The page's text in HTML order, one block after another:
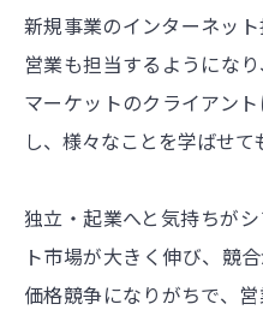
新規事業のインターネッ
営業も担当するようにな
マーケットのクライアン
し、様々なことを学ばせて
独立・起業へと気持ちが
ト市場が大きく伸び、競
価格競争になりがちで、